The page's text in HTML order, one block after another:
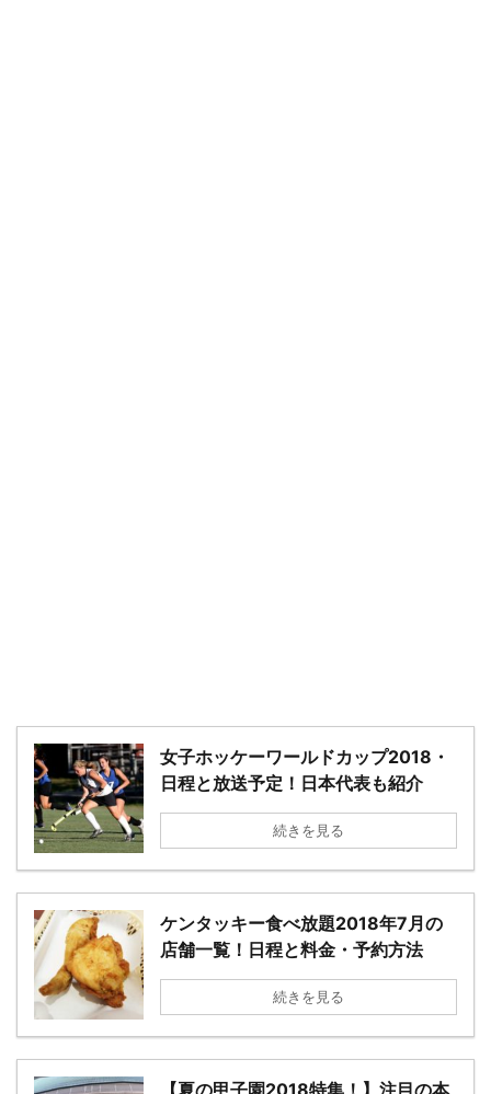
女子ホッケーワールドカップ2018・
日程と放送予定！日本代表も紹介
続きを見る
ケンタッキー食べ放題2018年7月の
店舗一覧！日程と料金・予約方法
続きを見る
【夏の甲子園2018特集！】注目の本